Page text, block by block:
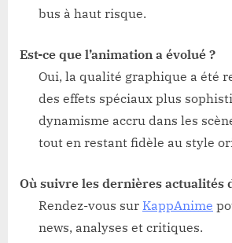
bus à haut risque.
Est-ce que l’animation a évolué ?
Oui, la qualité graphique a été
des effets spéciaux plus
dynamisme accru dans les
tout en restant fidèle au style
Où suivre les dernières actualités
Rendez-vous sur KappAnime
news, analyses et critiques.